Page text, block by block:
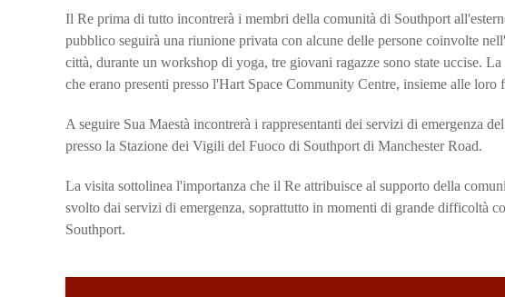
Il Re prima di tutto incontrerà i membri della comunità di Southport
pubblico seguirà una riunione privata con alcune delle persone coinvolte
città, durante un workshop di yoga, tre giovani ragazze sono state uccise.
che erano presenti presso l'Hart Space Community Centre, insieme alle loro
A seguire Sua Maestà incontrerà i rappresentanti dei servizi di emergenza
presso la Stazione dei Vigili del Fuoco di Southport di Manchester Road.
La visita sottolinea l'importanza che il Re attribuisce al supporto della
svolto dai servizi di emergenza, soprattutto in momenti di grande difficoltà
Southport.